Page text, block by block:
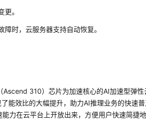
。
时，云服务器支持自动恢复。
Ascend 310）芯片为加速核心的AI加速型弹
能效比的大幅提升，助力AI推理业务的快速
力在云平台上开放出来，方便用户快速简捷